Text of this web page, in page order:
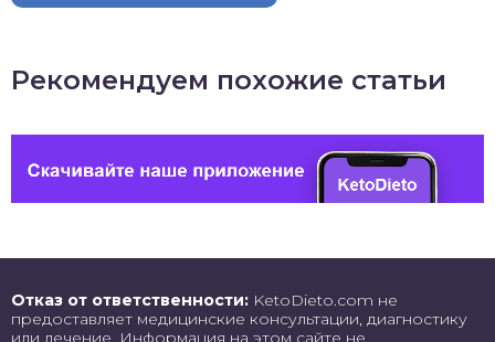
Рекомендуем похожие статьи
Отказ от ответственности: KetoDieto.com не
предоставляет медицинские консультации, диагностику
или лечение. Информация на этом сайте не